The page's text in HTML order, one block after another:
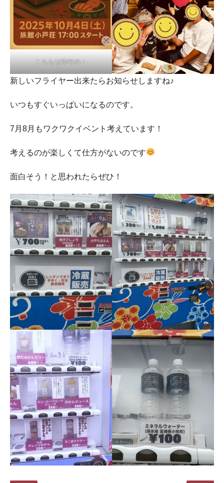
こちらは昨年の！
新しいフライヤー出来たらお知らせしますね♪
いつもすぐいっぱいになるのです。
7月8月もワクワクイベント考えています！
考えるのが楽しくて仕方がないのです
面白そう！と思われたらぜひ！